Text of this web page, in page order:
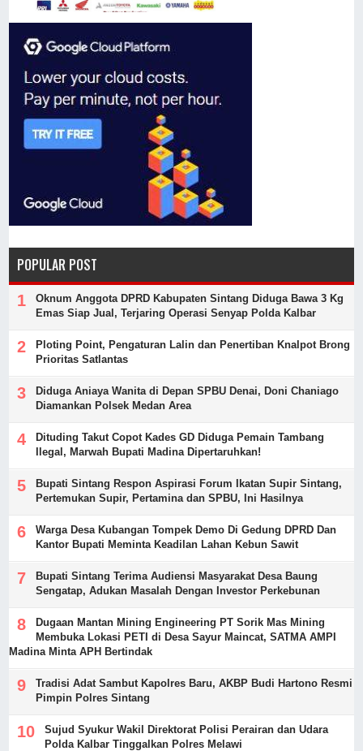
POPULAR POST
Oknum Anggota DPRD Kabupaten Sintang Diduga Bawa 3 Kg
Emas Siap Jual, Terjaring Operasi Senyap Polda Kalbar
Ploting Point, Pengaturan Lalin dan Penertiban Knalpot Brong
Prioritas Satlantas
Diduga Aniaya Wanita di Depan SPBU Denai, Doni Chaniago
Diamankan Polsek Medan Area
Dituding Takut Copot Kades GD Diduga Pemain Tambang
Ilegal, Marwah Bupati Madina Dipertaruhkan!
Bupati Sintang Respon Aspirasi Forum Ikatan Supir Sintang,
Pertemukan Supir, Pertamina dan SPBU, Ini Hasilnya
Warga Desa Kubangan Tompek Demo Di Gedung DPRD Dan
Kantor Bupati Meminta Keadilan Lahan Kebun Sawit
Bupati Sintang Terima Audiensi Masyarakat Desa Baung
Sengatap, Adukan Masalah Dengan Investor Perkebunan
Dugaan Mantan Mining Engineering PT Sorik Mas Mining
Membuka Lokasi PETI di Desa Sayur Maincat, SATMA AMPI
Madina Minta APH Bertindak
Tradisi Adat Sambut Kapolres Baru, AKBP Budi Hartono Resmi
Pimpin Polres Sintang
Sujud Syukur Wakil Direktorat Polisi Perairan dan Udara
Polda Kalbar Tinggalkan Polres Melawi